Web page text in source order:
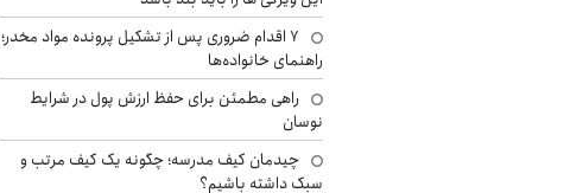
۷ اقدام ضروری پس از تشکیل پرونده مواد مخدر؛
راهنمای خانواده‌ها
راهی مطمئن برای حفظ ارزش پول در شرایط
نوسان
چیدمان کیف مدرسه؛ چگونه یک کیف مرتب و
سبک داشته باشیم؟